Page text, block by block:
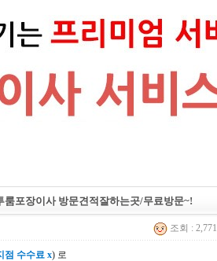
포장이사 방문견적잘하는곳/무료방문~!
조회 : 2,771
점 수수료 x) 로